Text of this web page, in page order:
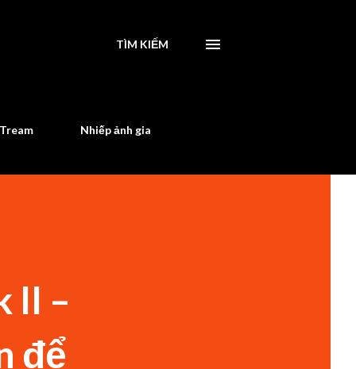
TÌM KIẾM
Nhiếp ảnh gia
II –
để